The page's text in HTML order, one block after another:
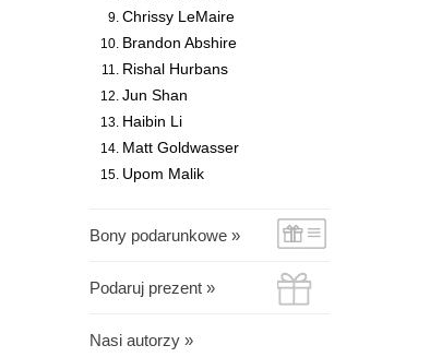
Chrissy LeMaire
Brandon Abshire
Rishal Hurbans
Jun Shan
Haibin Li
Matt Goldwasser
Upom Malik
Bony podarunkowe »
Podaruj prezent »
Nasi autorzy »